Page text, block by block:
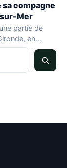
compagne
sur-Mer
partie de
en